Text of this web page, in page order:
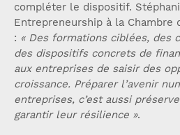
compléter le dispositif.
Entrepreneurship à la Chambre
: « Des formations ciblées, des
des dispositifs concrets de
aux entreprises de saisir des
croissance. Préparer l’avenir
entreprises, c’est aussi
garantir leur résilience ».